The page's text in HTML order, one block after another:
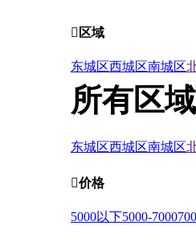
 区域
东城区西城区南城区
所有区域
东城区西城区南城区
价格
5000以下5000-7000